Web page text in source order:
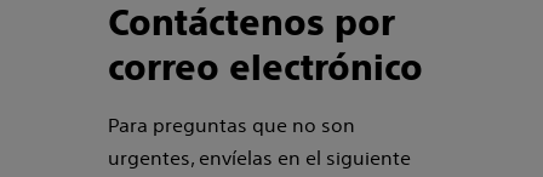
Contáctenos por
correo electrónico
Para preguntas que no son
urgentes, envíelas en el siguiente